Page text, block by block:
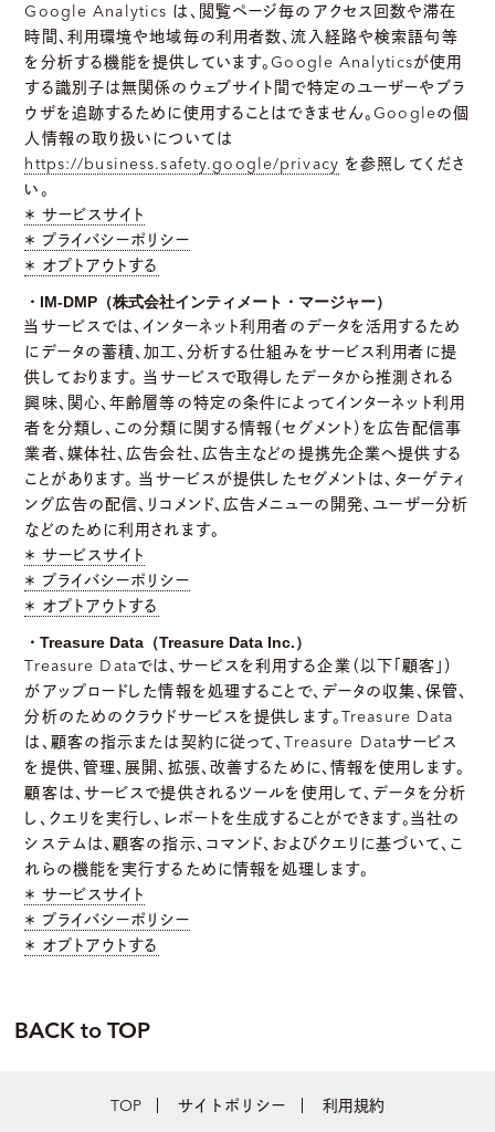
Google Analytics は、閲覧ページ毎のアクセス回数や滞在
時間、利用環境や地域毎の利用者数、流入経路や検索語句等
を分析する機能を提供しています。Google Analyticsが使用
する識別子は無関係のウェブサイト間で特定のユーザーやブラ
ウザを追跡するために使用することはできません。Googleの個
人情報の取り扱いについては
https://business.safety.google/privacy を参照してくださ
い。
＊ サービスサイト
＊ プライバシーポリシー
＊ オプトアウトする
・IM-DMP（株式会社インティメート・マージャー）
当サービスでは、インターネット利用者のデータを活用するため
にデータの蓄積、加工、分析する仕組みをサービス利用者に提
供しております。 当サービスで取得したデータから推測される
興味、関心、年齢層等の特定の条件によってインターネット利用
者を分類し、この分類に関する情報（セグメント）を広告配信事
業者、媒体社、広告会社、広告主などの提携先企業へ提供する
ことがあります。 当サービスが提供したセグメントは、ターゲティ
ング広告の配信、リコメンド、広告メニューの開発、ユーザー分析
などのために利用されます。
＊ サービスサイト
＊ プライバシーポリシー
＊ オプトアウトする
・Treasure Data（Treasure Data Inc.）
Treasure Dataでは、サービスを利用する企業（以下「顧客」）
がアップロードした情報を処理することで、データの収集、保管、
分析のためのクラウドサービスを提供します。Treasure Data
は、顧客の指示または契約に従って、Treasure Dataサービス
を提供、管理、展開、拡張、改善するために、情報を使用します。
顧客は、サービスで提供されるツールを使用して、データを分析
し、クエリを実行し、レポートを生成することができます。当社の
システムは、顧客の指示、コマンド、およびクエリに基づいて、こ
れらの機能を実行するために情報を処理します。
＊ サービスサイト
＊ プライバシーポリシー
＊ オプトアウトする
BACK to TOP
TOP サイトポリシー 利用規約